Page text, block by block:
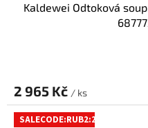
Kaldewei Odtoková
2 965 Kč / ks
SALECODE:RUB2:2:%